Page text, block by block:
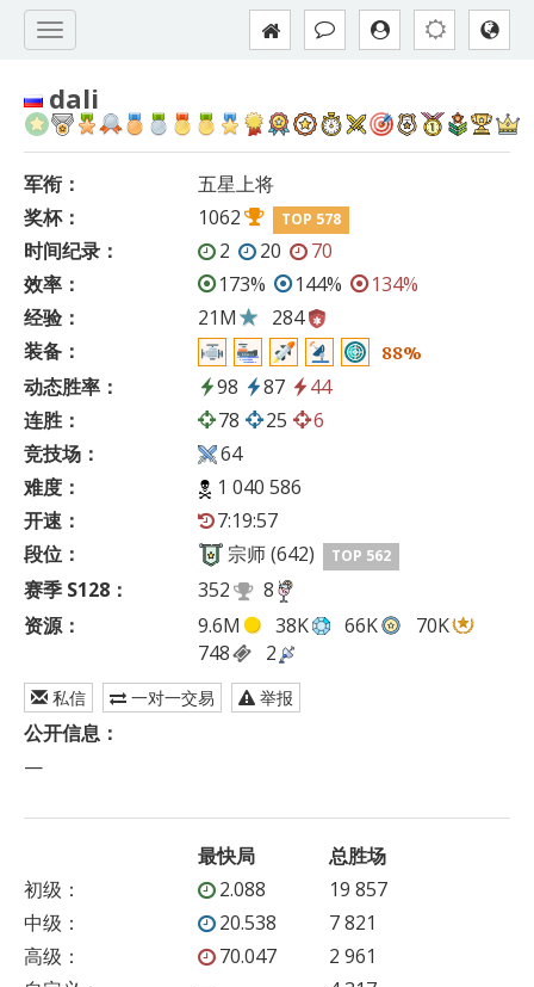
dali
军衔：
五星上将
奖杯：
1062 TOP 578
时间纪录： 2 20
70
效率：
173% 144%
134%
经验：
21M
284
装备：
88%
动态胜率： 98 87
44
连胜：
78 25
6
竞技场：
64
难度：
1 040 586
开速：
7:19:57
段位：
宗师 (642) TOP 562
赛季 S128： 352
8
资源：
9.6M 38K 66K
70K
748
2
私信 一对一交易 举报
公开信息：
—
最快局
总胜场
初级 ： 2.088
19 857
中级 ： 20.538
7 821
高级 ： 70.047
2 961